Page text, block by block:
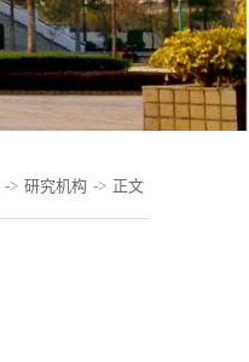
-> 研究机构 -> 正文